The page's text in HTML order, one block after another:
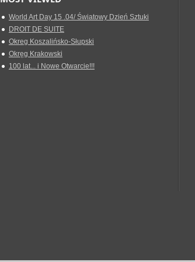
World Art Day 15 .04/ Światowy Dzień Sztuki
DROIT DE SUITE
Okreg Koszalińsko-Słupski
Okręg Krakowski
100 lat... i Nowe Otwarcie!!!